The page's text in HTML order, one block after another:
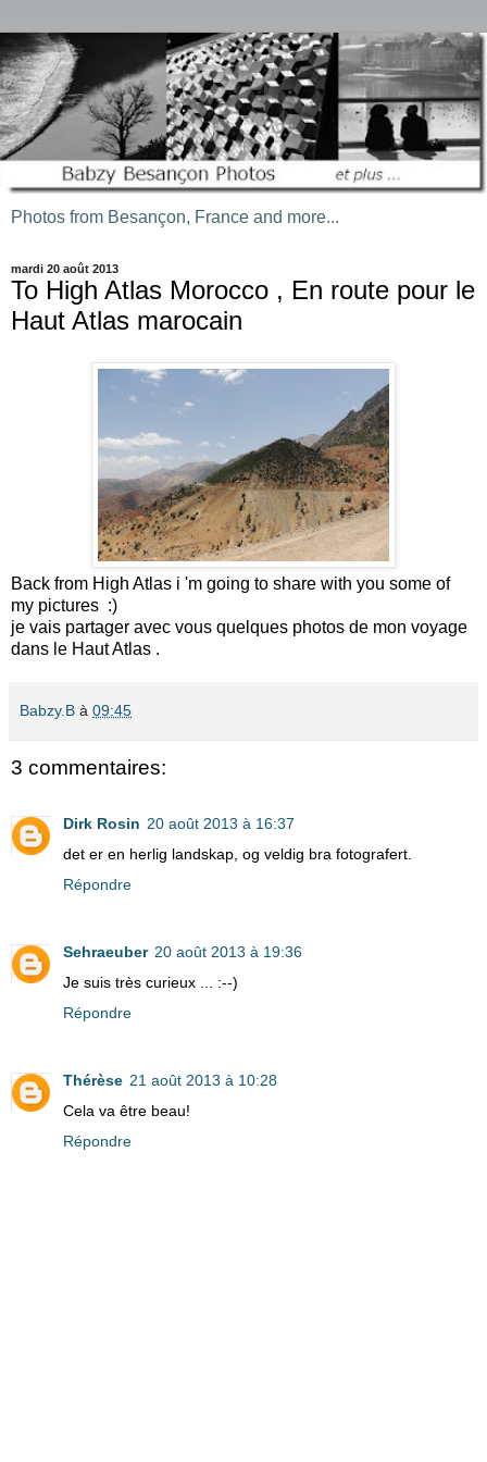
Photos from Besançon, France and more...
mardi 20 août 2013
To High Atlas Morocco , En route pour le
Haut Atlas marocain
Back from High Atlas i 'm going to share with you some of
my pictures :)
je vais partager avec vous quelques photos de mon voyage
dans le Haut Atlas .
Babzy.B à 09:45
3 commentaires:
Dirk Rosin 20 août 2013 à 16:37
det er en herlig landskap, og veldig bra fotografert.
Répondre
Sehraeuber 20 août 2013 à 19:36
Je suis très curieux ... :--)
Répondre
Thérèse 21 août 2013 à 10:28
Cela va être beau!
Répondre